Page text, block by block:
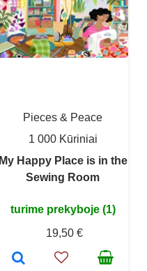
Pieces & Peace
1 000 Kūriniai
My Happy Place is in the
Sewing Room
turime prekyboje (1)
19,50 €